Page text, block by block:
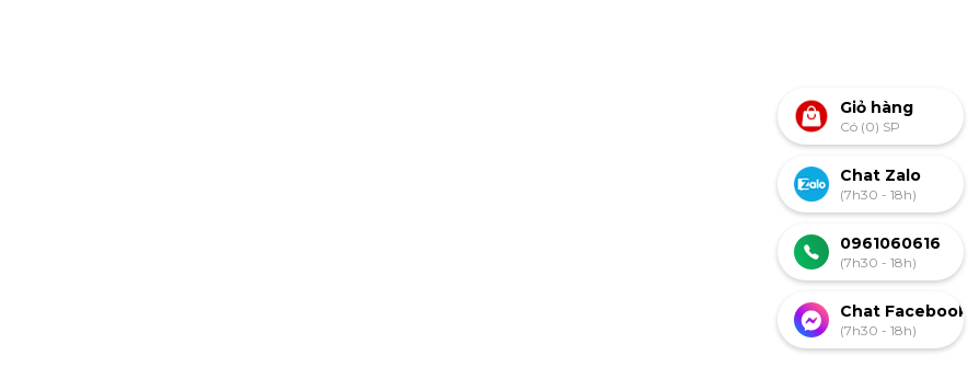
Giỏ hàng
Có (0) SP
Chat Zalo
(7h30 - 18h)
0961060616
(7h30 - 18h)
Chat Facebook
(7h30 - 18h)